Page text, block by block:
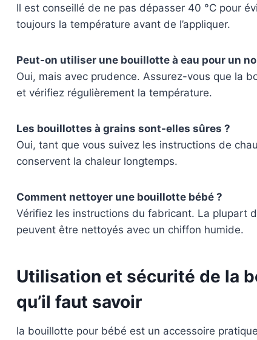
Il est conseillé de ne pas dépasser 40 °C pour
toujours la température avant de l’appliquer.
Peut-on utiliser une bouillotte à eau pour un
Oui, mais avec prudence. Assurez-vous que la
et vérifiez régulièrement la température.
Les bouillottes à grains sont-elles sûres ?
Oui, tant que vous suivez les instructions de
conservent la chaleur longtemps.
Comment nettoyer une bouillotte bébé ?
Vérifiez les instructions du fabricant. La plupart
peuvent être nettoyés avec un chiffon humide.
Utilisation et sécurité de la
qu’il faut savoir
la bouillotte pour bébé est un accessoire